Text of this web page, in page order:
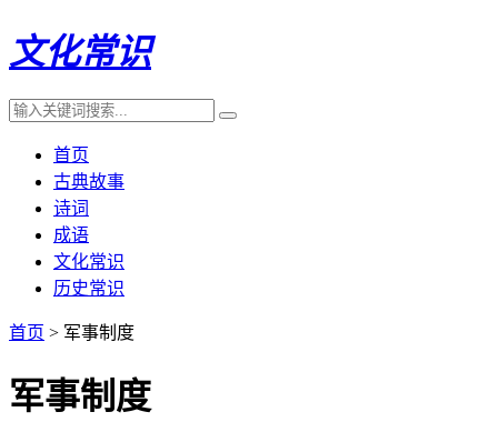
文化常识
首页
古典故事
诗词
成语
文化常识
历史常识
首页 > 军事制度
军事制度